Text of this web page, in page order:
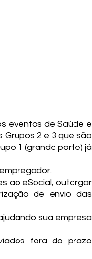
eventos de Saúde e
Grupos 2 e 3 que são
1 (grande porte) já
ao eSocial, outorgar
de envio das
sua empresa
fora do prazo